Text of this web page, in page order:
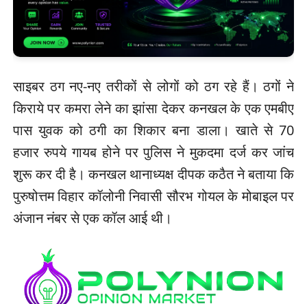
साइबर ठग नए-नए तरीकों से लोगों को ठग रहे हैं। ठगों ने
किराये पर कमरा लेने का झांसा देकर कनखल के एक एमबीए
पास युवक को ठगी का शिकार बना डाला। खाते से 70
हजार रुपये गायब होने पर पुलिस ने मुकदमा दर्ज कर जांच
शुरू कर दी है। कनखल थानाध्यक्ष दीपक कठैत ने बताया कि
पुरुषोत्तम विहार कॉलोनी निवासी सौरभ गोयल के मोबाइल पर
अंजान नंबर से एक कॉल आई थी।